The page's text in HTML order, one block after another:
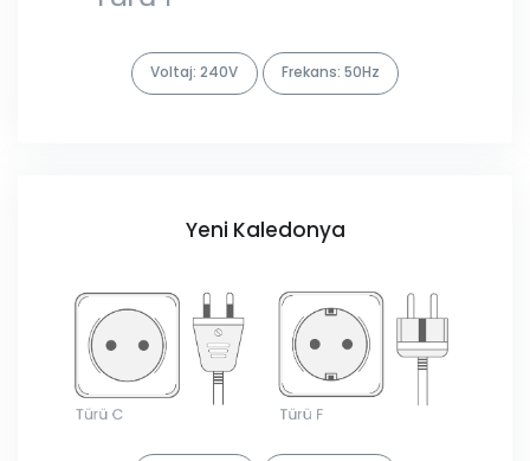
Voltaj: 240V Frekans: 50Hz
Yeni Kaledonya